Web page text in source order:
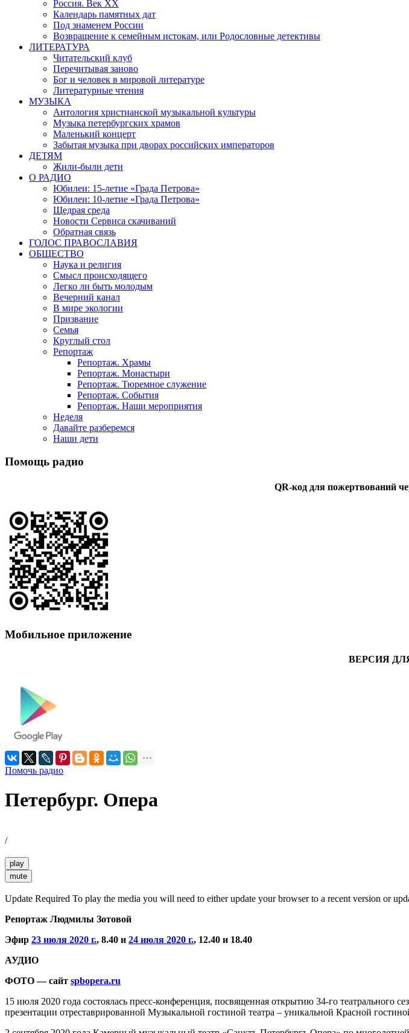
Россия. Век ХХ
Календарь памятных дат
Под знаменем России
Возвращение к семейным истокам, или Родословные детективы
ЛИТЕРАТУРА
Читательский клуб
Перечитывая заново
Бог и человек в мировой литературе
Литературные чтения
МУЗЫКА
Антология христианской музыкальной культуры
Музыка петербургских храмов
Маленький концерт
Забытая музыка при дворах российских императоров
ДЕТЯМ
Жили-были дети
О РАДИО
Юбилеи: 15-летие «Града Петрова»
Юбилеи: 10-летие «Града Петрова»
Щедрая среда
Новости Сервиса скачиваний
Обратная связь
ГОЛОС ПРАВОСЛАВИЯ
ОБЩЕСТВО
Наука и религия
Смысл происходящего
Легко ли быть молодым
Вечерний канал
В мире экологии
Призвание
Семья
Круглый стол
Репортаж
Репортаж. Храмы
Репортаж. Монастыри
Репортаж. Тюремное служение
Репортаж. События
Репортаж. Наши мероприятия
Неделя
Давайте разберемся
Наши дети
Помощь радио
QR-код для пожертвований
Мобильное приложение
ВЕРСИЯ
Помочь радио
Петербург. Опера
/
play
mute
Update Required To play the media you will need to either update your browser to a recent version or
Репортаж Людмилы Зотовой
Эфир 23 июля 2020 г., 8.40 и 24 июля 2020 г., 12.40 и 18.40
АУДИО
ФОТО — сайт spbopera.ru
15 июля 2020 года состоялась пресс-конференция, посвященная открытию 34-го театрального
презентации отреставрированной Музыкальной гостиной театра – уникальной Красной